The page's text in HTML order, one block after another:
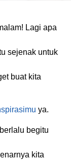
Lagi apa
sejenak untuk
buat kita
ya.
begitu
kita